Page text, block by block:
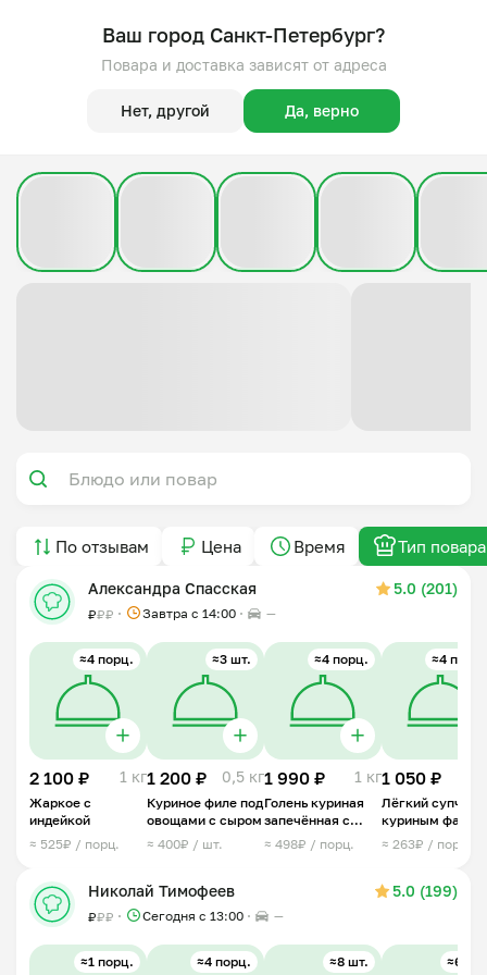
Ваш город Санкт-Петербург?
Повара и доставка зависят от адреса
Нет, другой Да, верно
По отзывам Цена Время Тип повара
Александра Спасская 5.0 (201)
₽₽₽ Завтра c 14:00 —
≈4 порц.
2 100 ₽ 1 кг
Жаркое с
индейкой
≈ 525₽ / порц.
≈3 шт.
1 200 ₽ 0,5 кг
Куриное филе под
овощами с сыром
≈ 400₽ / шт.
≈4 порц.
1 990 ₽ 1 кг
Голень куриная
запечённая с
картофелем и
томатами
≈ 498₽ / порц.
≈4 порц.
1 050 ₽
Лёгкий супчик с
куриным
и вермишелью
≈ 263₽ / порц.
Николай Тимофеев 5.0 (199)
₽₽₽ Сегодня с 13:00 —
≈1 порц. ≈4 порц. ≈8 шт. ≈6 шт.